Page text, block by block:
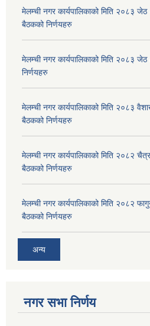
मेलम्ची नगर कार्यपालिकाको मिति २०८३
बैठकको निर्णयहरु
मेलम्ची नगर कार्यपालिकाको मिति २०८३
निर्णयहरु
मेलम्ची नगर कार्यपालिकाको मिति २०८३
बैठकको निर्णयहरु
मेलम्ची नगर कार्यपालिकाको मिति २०८२
बैठकको निर्णयहरु
मेलम्ची नगर कार्यपालिकाको मिति २०८२
बैठकको निर्णयहरु
अन्य
नगर सभा निर्णय